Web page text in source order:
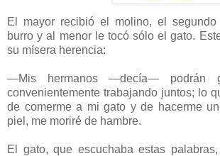
El mayor recibió el molino, el
burro y al menor le tocó sólo el gato.
su mísera herencia:
—Mis hermanos —decía— podrán
convenientemente trabajando juntos; lo
de comerme a mi gato y de hacerme
piel, me moriré de hambre.
El gato, que escuchaba estas